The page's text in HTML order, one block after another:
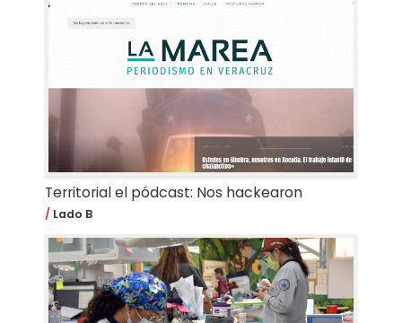
Territorial el pódcast: Nos hackearon
Lado B